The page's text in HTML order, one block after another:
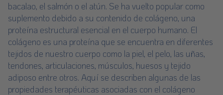
bacalao, el salmón o el atún. Se ha vuelto popular como
suplemento debido a su contenido de colágeno, una
proteína estructural esencial en el cuerpo humano. El
colágeno es una proteína que se encuentra en diferentes
tejidos de nuestro cuerpo como la piel, el pelo, las uñas,
tendones, articulaciones, músculos, huesos y tejido
adiposo entre otros. Aquí se describen algunas de las
propiedades terapéuticas asociadas con el colágeno